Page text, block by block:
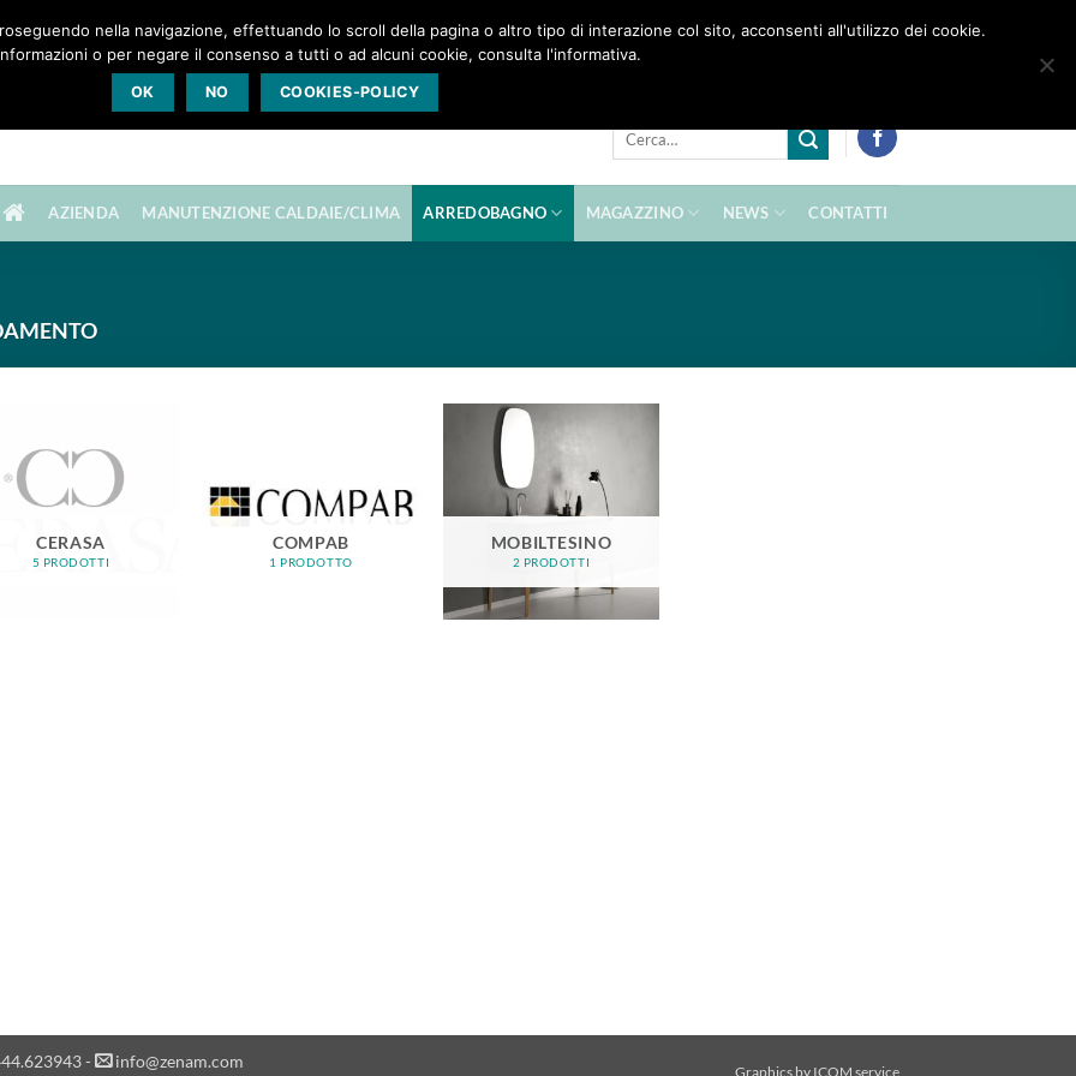
a Chiampo (VI) Chiamaci: 0444 623943 Contattaci: info@zenam.com
Cerca:
AZIENDA MANUTENZIONE CALDAIE/CLIMA ARREDOBAGNO MAGAZZINO NEWS CONTATTI
CERASA
5 PRODOTTI
COMPAB
1 PRODOTTO
MOBILTESINO
2 PRODOTTI
Graphics by ICOM service
- info@zenam.com
nella navigazione, effettuando lo scroll della pagina o altro tipo di interazione col sito, acconsenti all'utilizzo dei cookie.
o per negare il consenso a tutti o ad alcuni cookie, consulta l'informativa.
OK NO COOKIES-POLICY